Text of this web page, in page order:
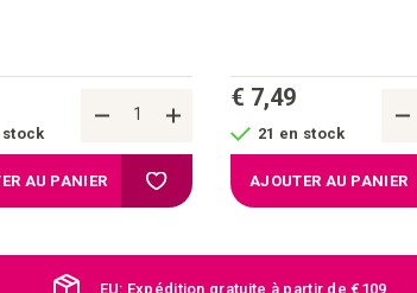
stock
AU PANIER Ajouter à la liste d'achats
€ 7,49
21 en stock
AJOUTER AU PANIER
EU: Expédition gratuite à partir de €109